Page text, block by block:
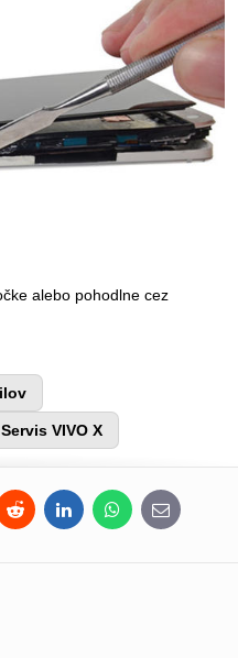
alebo pohodlne cez
Servis VIVO X
RedditLinkedInWhatsApp
E-
mail